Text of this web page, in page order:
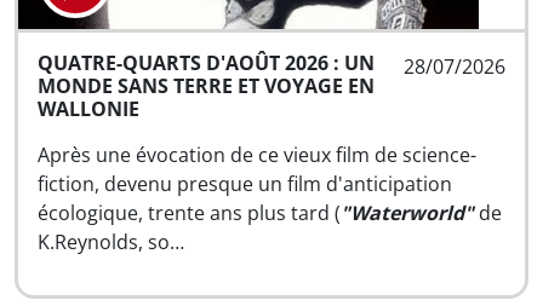
28/07/2026
QUATRE-QUARTS D'AOÛT 2026 : UN
MONDE SANS TERRE ET VOYAGE EN
WALLONIE
Après une évocation de ce vieux film de science-
fiction, devenu presque un film d'anticipation
écologique, trente ans plus tard ("Waterworld"de
K.Reynolds, so…